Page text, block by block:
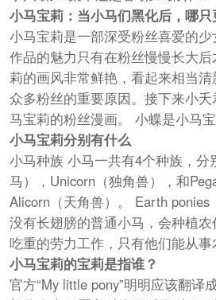
小马宝莉：当小马们黑化后，哪只
小马宝莉是一部深受粉丝喜爱的
作品的魅力只有在粉丝慢慢长大
莉的画风非常鲜艳，看起来相当
众多粉丝的重要原因。接下来小
马宝莉的粉丝漫画。 小蝶是小马
小马宝莉分别有什么
小马种族 小马一共有4个种族，分
马），Unicorn（独角兽），和
Alicorn（天角兽）。 Earth
没有长翅膀的普通小马，会种植
吃重的劳力工作，只有他们能从事
小马宝莉的宝莉是指谁？
官方“My little pony”明明应该翻译